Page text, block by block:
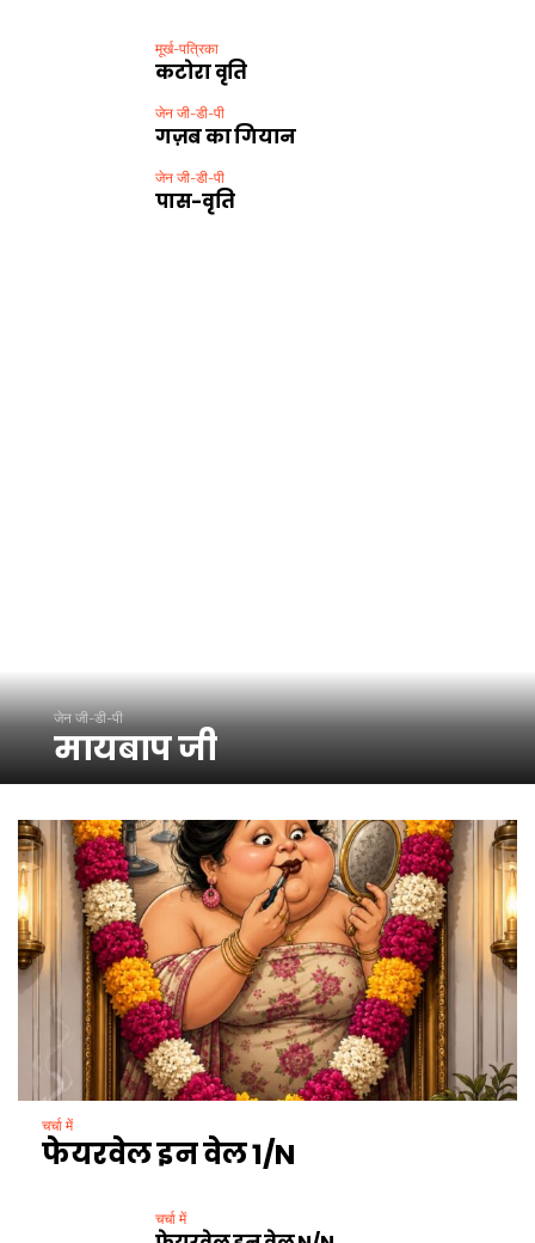
मूर्ख-पत्रिका
कटोरा वृति
जेन जी-डी-पी
गज़ब का गियान
जेन जी-डी-पी
पास-वृति
जेन जी-डी-पी
मायबाप जी
चर्चा में
फेयरवेल इन वेल 1/N
चर्चा में